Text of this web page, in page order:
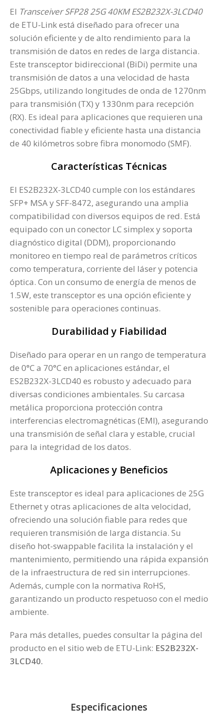
El Transceiver SFP28 25G 40KM ES2B232X-3LCD40
de ETU-Link está diseñado para ofrecer una
solución eficiente y de alto rendimiento para la
transmisión de datos en redes de larga distancia.
Este transceptor bidireccional (BiDi) permite una
transmisión de datos a una velocidad de hasta
25Gbps, utilizando longitudes de onda de 1270nm
para transmisión (TX) y 1330nm para recepción
(RX). Es ideal para aplicaciones que requieren una
conectividad fiable y eficiente hasta una distancia
de 40 kilómetros sobre fibra monomodo (SMF).
Características Técnicas
El ES2B232X-3LCD40 cumple con los estándares
SFP+ MSA y SFF-8472, asegurando una amplia
compatibilidad con diversos equipos de red. Está
equipado con un conector LC simplex y soporta
diagnóstico digital (DDM), proporcionando
monitoreo en tiempo real de parámetros críticos
como temperatura, corriente del láser y potencia
óptica. Con un consumo de energía de menos de
1.5W, este transceptor es una opción eficiente y
sostenible para operaciones continuas.
Durabilidad y Fiabilidad
Diseñado para operar en un rango de temperatura
de 0°C a 70°C en aplicaciones estándar, el
ES2B232X-3LCD40 es robusto y adecuado para
diversas condiciones ambientales. Su carcasa
metálica proporciona protección contra
interferencias electromagnéticas (EMI), asegurando
una transmisión de señal clara y estable, crucial
para la integridad de los datos.
Aplicaciones y Beneficios
Este transceptor es ideal para aplicaciones de 25G
Ethernet y otras aplicaciones de alta velocidad,
ofreciendo una solución fiable para redes que
requieren transmisión de larga distancia. Su
diseño hot-swappable facilita la instalación y el
mantenimiento, permitiendo una rápida expansión
de la infraestructura de red sin interrupciones.
Además, cumple con la normativa RoHS,
garantizando un producto respetuoso con el medio
ambiente.
Para más detalles, puedes consultar la página del
producto en el sitio web de ETU-Link: ES2B232X-
3LCD40.
Especificaciones